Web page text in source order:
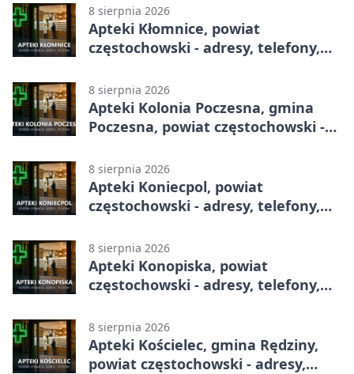
8 sierpnia 2026
Apteki Kłomnice, powiat
częstochowski - adresy, telefony,
8 sierpnia 2026
Apteki Kolonia Poczesna, gmina
Poczesna, powiat częstochowski -
8 sierpnia 2026
Apteki Koniecpol, powiat
częstochowski - adresy, telefony,
8 sierpnia 2026
Apteki Konopiska, powiat
częstochowski - adresy, telefony,
8 sierpnia 2026
Apteki Kościelec, gmina Rędziny,
powiat częstochowski - adresy,